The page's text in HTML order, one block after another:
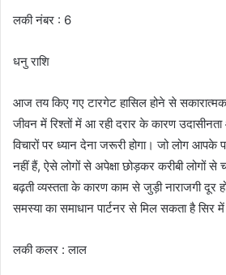
लकी नंबर : 6
धनु राशि
आज तय किए गए टारगेट हासिल होने से
जीवन में रिश्तों में आ रही दरार के कारण
विचारों पर ध्यान देना जरूरी होगा। जो लोग
नहीं हैं, ऐसे लोगों से अपेक्षा छोड़कर करीबी लोगों
बढ़ती व्यस्तता के कारण काम से जुड़ी नाराजगी दूर
समस्या का समाधान पार्टनर से मिल सकता है सिर
लकी कलर : लाल